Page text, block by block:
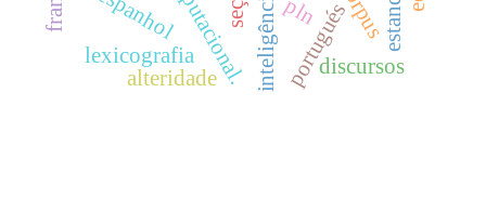
portugués
espanhol
lexicografia
pln
alteridade
discursos